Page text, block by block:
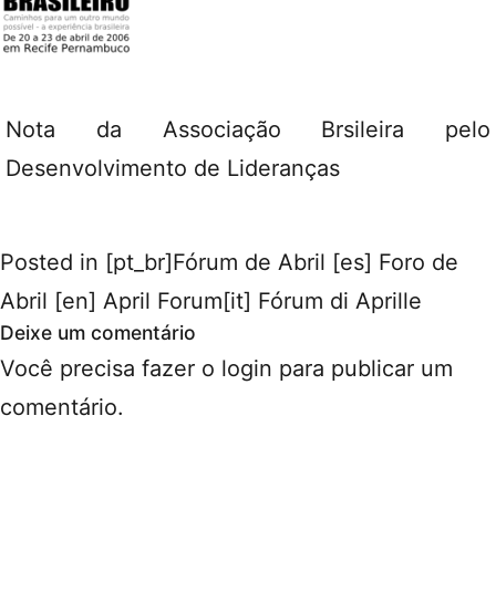
Nota da Associação Brsileira pelo
Desenvolvimento de Lideranças
Posted in [pt_br]Fórum de Abril [es] Foro de
Abril [en] April Forum[it] Fórum di Aprille
Deixe um comentário
Você precisa fazer o login para publicar um
comentário.